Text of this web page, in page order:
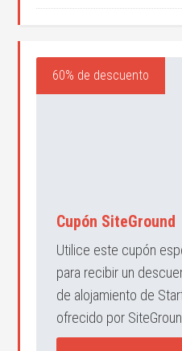
60% de descuento
Cupón SiteGround
Utilice este cupón
para recibir un
de alojamiento de
ofrecido por